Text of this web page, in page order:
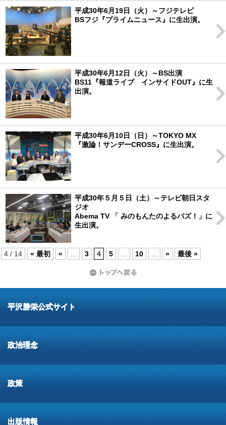
平成30年6月19日（火）～フジテレビ
BSフジ『プライムニュース』に生出演。
平成30年6月12日（火）～BS出演
BS11『報道ライブ インサイドOUT』に生
出演。
平成30年6月10日（日）～TOKYO MX
『激論！サンデーCROSS』に生出演。
平成30年５月５日（土）～テレビ朝日スタ
ジオ
Abema TV 「 みのもんたのよるバズ！」に
生出演。
4 / 14 « 最初 « 3 4 5 10 » 最後 »
平沢勝栄公式サイト
政治理念
政策
出版情報